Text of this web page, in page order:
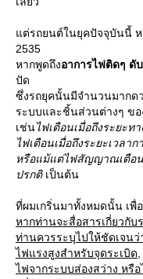
ต่รถยนต์ในยุคปัจจุบันนี้ ห
2535
หากพูดถึงอาการไฟติดๆ ดั
ปัด
ซึ่งรถยุคนั้นมีจำนวนมากด
ระบบและชิ้นส่วนต่างๆ ขอ
เช่นไฟเตือนเมื่อถึงระยะท
ไฟเตือนเมื่อถึงระยะเวลา
หรือแม้แต่ไฟสัญญาณเตือ
ปรกติเป็นต้น
ที่ผมเกริ่นมาทั้งหมดนั้น เพื่
หากท่านจะสื่อสารเกี่ยวกับ
ท่านควรระบุไปให้ชัดเจน
ไฟแรงสูงสำหรับจุดระเบิด,
ไฟจากระบบส่องสว่าง ห